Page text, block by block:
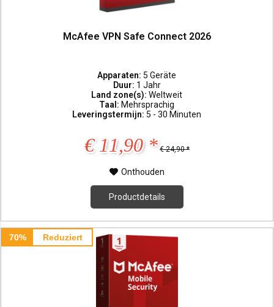
McAfee VPN Safe Connect 2026
Apparaten: 5 Geräte
Duur: 1 Jahr
Land zone(s):Weltweit
Taal: Mehrsprachig
Leveringstermijn: 5 - 30 Minuten
€ 11,90 * € 24,90 *
Onthouden
Productdetails
70% Reduziert